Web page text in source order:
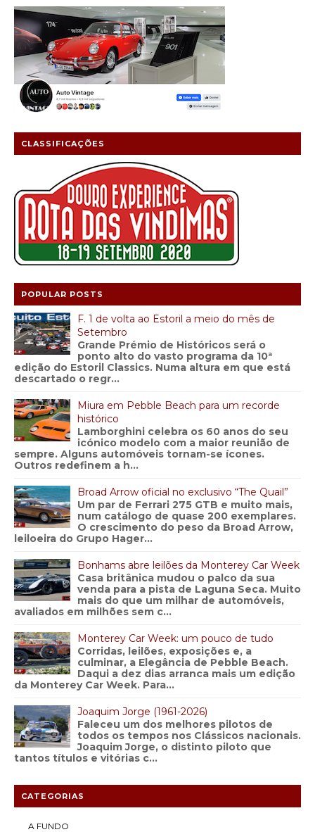
CLASSIFICAÇÕES
POPULAR POSTS
F. 1 de volta ao Estoril a meio do mês de
Setembro
Grande Prémio de Históricos será o
ponto alto do vasto programa da 10ª
edição do Estoril Classics. Numa altura em que está
descartado o regr...
Miura em Pebble Beach para um recorde
histórico
Lamborghini celebra os 60 anos do seu
icónico modelo com a maior reunião de
sempre. Alguns automóveis tornam-se ícones.
Outros redefinem a h...
Broad Arrow oficial no exclusivo “The Quail”
Um par de Ferrari 275 GTB e muito mais,
num catálogo de quase 200 exemplares.
O crescimento do peso da Broad Arrow,
leiloeira do Grupo Hager...
Bonhams abre leilões da Monterey Car Week
Casa britânica mudou o palco da sua
venda para a pista de Laguna Seca. Muito
mais do que um milhar de automóveis,
avaliados em milhões sem c...
Monterey Car Week: um pouco de tudo
Corridas, leilões, exposições e, a
culminar, a Elegância de Pebble Beach.
Daqui a dez dias arranca mais um edição
da Monterey Car Week. Para...
Joaquim Jorge (1961-2026)
Faleceu um dos melhores pilotos de
todos os tempos nos Clássicos nacionais.
Joaquim Jorge, o distinto piloto que
tantos títulos e vitórias c...
CATEGORIAS
A FUNDO